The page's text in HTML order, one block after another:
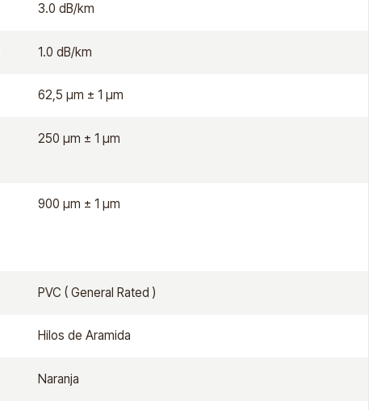
3.0 dB/km
1.0 dB/km
62,5 μm ± 1 μm
250 μm ± 1 μm
900 μm ± 1 μm
PVC ( General Rated )
Hilos de Aramida
Naranja